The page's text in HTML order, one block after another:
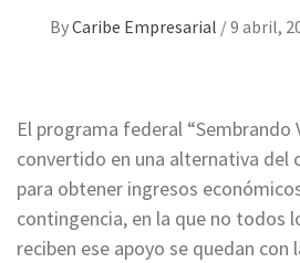
ByCaribe Empresarial /9 abril,
El programa federal “Sembrando
convertido en una alternativa del
para obtener ingresos
contingencia, en la que no todos
reciben ese apoyo se quedan con